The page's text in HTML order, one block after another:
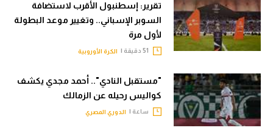
تقرير: إسطنبول الأقرب لاستضافة
السوبر الإسباني.. وتغيير موعد البطولة
لأول مرة
الكرة الأوروبية
"مستقبل النادي".. أحمد مجدي يكشف
كواليس رحيله عن الزمالك
ساعة | الدوري المصري